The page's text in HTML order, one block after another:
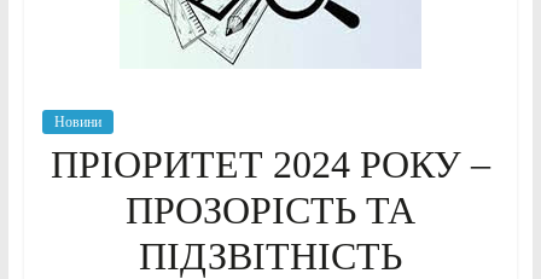
Новини
ПРІОРИТЕТ 2024 РОКУ –
ПРОЗОРІСТЬ ТА
ПІДЗВІТНІСТЬ